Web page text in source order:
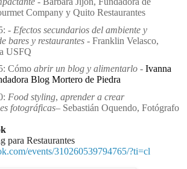
Company y Quito Restaurantes
- Efectos secundarios del ambiente y
bares y restaurantes - Franklin Velasco,
USFQ
Cómo abrir un blog y alimentarlo - Ivanna
Blog Mortero de Piedra
Food styling, aprender a crear
fotográficas– Sebastián Oquendo, Fotógrafo
para Restaurantes
events/310260539794765/?ti=cl